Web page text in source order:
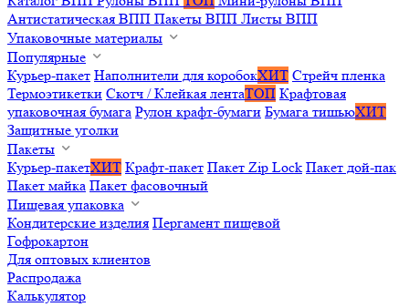
Антистатическая ВПП Пакеты ВПП Листы ВПП
Упаковочные материалы
Популярные
Курьер-пакет Наполнители для коробокХИТ Стрейч пленка
Термоэтикетки Скотч / Клейкая лентаТОП Крафтовая
упаковочная бумага Рулон крафт-бумаги Бумага тишьюХИТ
Защитные уголки
Пакеты
Курьер-пакетХИТ Крафт-пакет Пакет Zip Lock Пакет дой-пак
Пакет майка Пакет фасовочный
Пищевая упаковка
Кондитерские изделия Пергамент пищевой
Гофрокартон
Для оптовых клиентов
Распродажа
Калькулятор